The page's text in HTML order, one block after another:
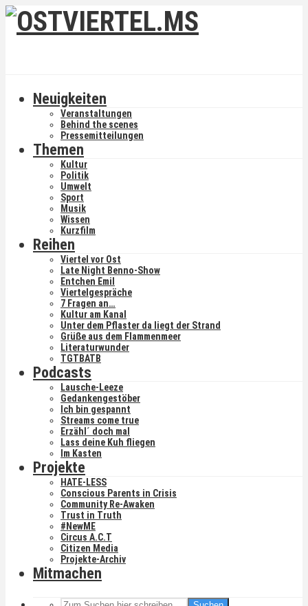
Neuigkeiten
Veranstaltungen
Behind the scenes
Pressemitteilungen
Themen
Kultur
Politik
Umwelt
Sport
Musik
Wissen
Kurzfilm
Reihen
Viertel vor Ost
Late Night Benno-Show
Entchen Emil
Viertelgespräche
7 Fragen an…
Kultur am Kanal
Unter dem Pflaster da liegt der Strand
Grüße aus dem Flammenmeer
Literaturwunder
TGTBATB
Podcasts
Lausche-Leeze
Gedankengestöber
Ich bin gespannt
Streams come true
Erzähl´ doch mal
Lass deine Kuh fliegen
Im Kasten
Projekte
HATE-LESS
Conscious Parents in Crisis
Community Re-Awaken
Trust in Truth
#NewME
Circus A.C.T
Citizen Media
Projekte-Archiv
Mitmachen